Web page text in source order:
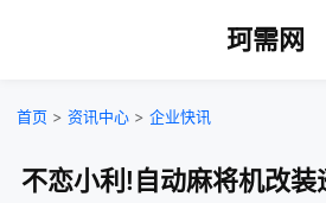
珂需网
首页 > 资讯中心 > 企业快讯
不恋小利!自动麻将机改装